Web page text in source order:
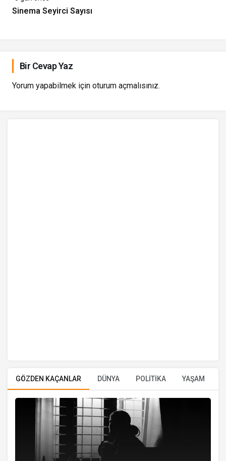
Sinema Seyirci Sayısı
Bir Cevap Yaz
Yorum yapabilmek için oturum açmalısınız.
GÖZDEN KAÇANLAR DÜNYA POLİTİKA YAŞAM